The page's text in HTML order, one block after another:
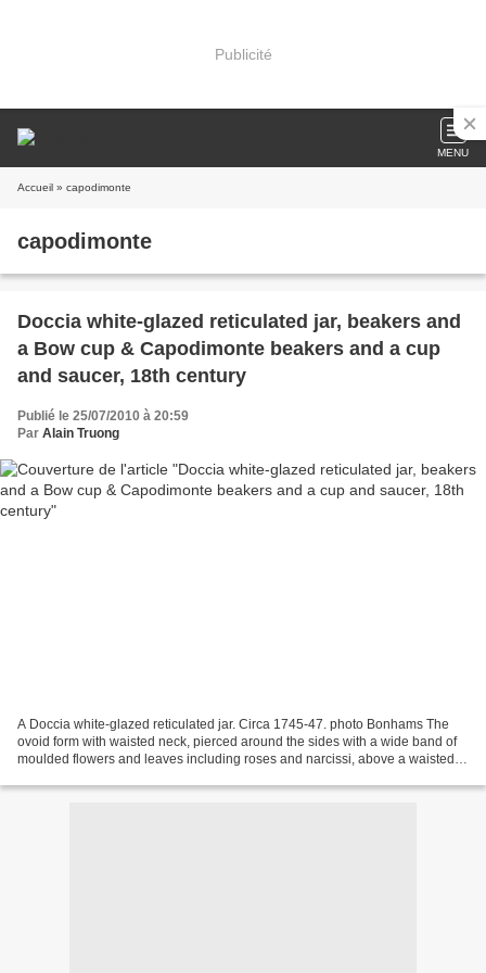
Publicité
MENU
Accueil » capodimonte
capodimonte
Doccia white-glazed reticulated jar, beakers and
a Bow cup & Capodimonte beakers and a cup
and saucer, 18th century
Publié le 25/07/2010 à 20:59
Par Alain Truong
A Doccia white-glazed reticulated jar. Circa 1745-47. photo Bonhams The
ovoid form with waisted neck, pierced around the sides with a wide band of
moulded flowers and leaves including roses and narcissi, above a waisted